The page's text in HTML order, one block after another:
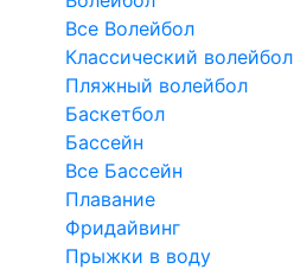
Все Волейбол
Классический волейбол
Пляжный волейбол
Баскетбол
Бассейн
Все Бассейн
Плавание
Фридайвинг
Прыжки в воду